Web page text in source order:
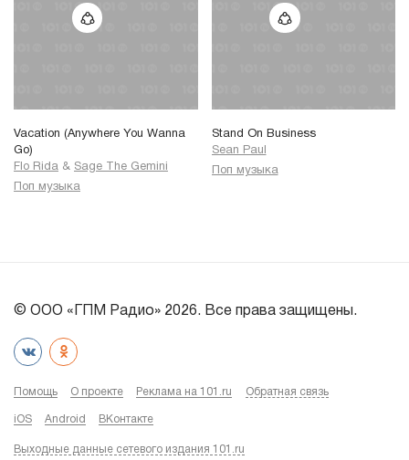
Vacation (Anywhere You Wanna
Go)
Flo Rida & Sage The Gemini
Поп музыка
Stand On Business
Sean Paul
Поп музыка
© ООО «ГПМ Радио» 2026. Все права защищены.
Помощь О проекте Реклама на 101.ru Обратная связь
iOS Android ВКонтакте
Выходные данные сетевого издания 101.ru